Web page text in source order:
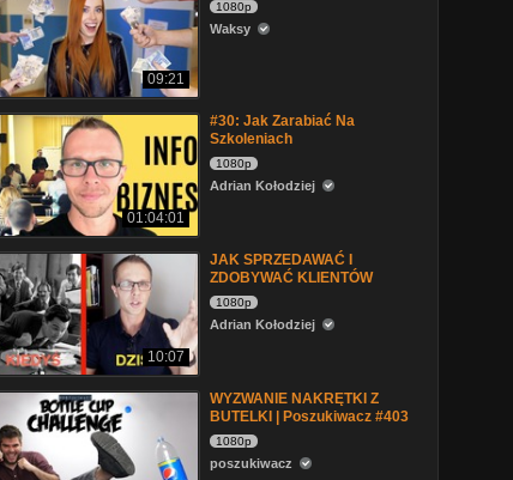
09:21
1080p
Waksy
01:04:01
#30: Jak Zarabiać Na
Szkoleniach
1080p
Adrian Kołodziej
10:07
JAK SPRZEDAWAĆ I
ZDOBYWAĆ KLIENTÓW
1080p
Adrian Kołodziej
WYZWANIE NAKRĘTKI Z
BUTELKI | Poszukiwacz #403
1080p
poszukiwacz